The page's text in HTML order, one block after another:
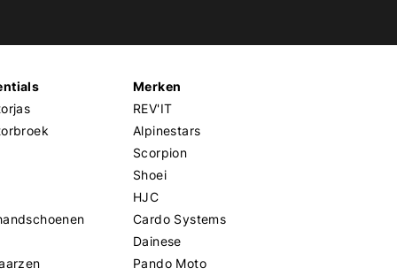
Merken
REV'IT
Alpinestars
Scorpion
Shoei
HJC
Cardo Systems
Dainese
Pando Moto